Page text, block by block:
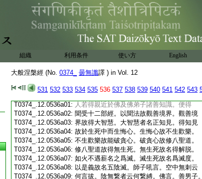
組織 利用条件 使い方 English
大般涅槃經 (No. 0374_ 曇無讖譯 ) in Vol. 12
531 532 533 534 535 536 537 538 539 540 541 542 543
T0374_.12.0535c19:食。中陰二種。一善業果。二惡業果。因善
T0374_.12.0535c20:得善覺觀。因惡業故得惡覺觀。父母交會牉
T0374_.12.0535c21:合之時。隨業因縁向受生處。於母生愛於父
T0374_.12.0535c22:生瞋。父精出時謂是己有。見已心悦而生歡
喜。以是三種煩惱因縁。中陰 21 陰壞生後
陰。如印印泥印壞文成。生時諸根有具不具
T0374_.12.0535c25:具者見色則生於貪。生於貪故則名爲愛。
T0374_.12.0535c26:
故生貪是名無明。貪愛無明二因縁故。所見
T0374_.12.0535c27:境界皆悉顛倒。無常見常無我見我。無樂見
T0374_.12.0535c28: 樂無淨見淨。以四倒故作善惡行。煩惱作業
T0374_.12.0536a01: 人若得親近於佛及佛弟子諸善知識。便得
T0374_.12.0536a02: 聞受十二部經。以聞法故觀善境界。觀善境
T0374_.12.0536a03: 界故得大智慧。大智慧者名正知見。得知見
T0374_.12.0536a04: 故於生死中而生悔心。生悔心故不生歡樂。
T0374_.12.0536a05: 不生歡樂故能破貪心。破貪心故修八聖道。
T0374_.12.0536a06: 修八聖道故得無生死。無生死故名得解脱。
T0374_.12.0536a07: 如火不遇薪名之爲滅。滅生死故名爲滅度。
T0374_.12.0536a08: 以是義故名五陰滅。師子吼言。空中無刺云
T0374_.12.0536a09: 何言拔。陰無繋者云何繋縛。佛言。善男子